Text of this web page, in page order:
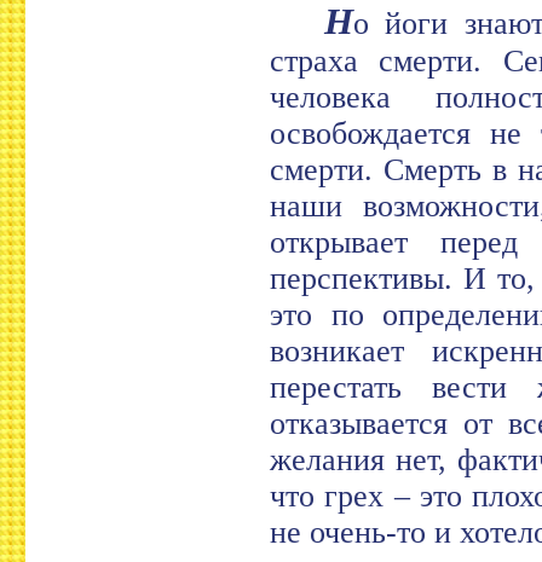
Но йоги
страха смерти.
человека
освобождается
смерти. Смерть в
наши
открывает
перспективы. И
это по
возникает
перестать
отказывается от
желания нет,
что грех – это
не очень-то и